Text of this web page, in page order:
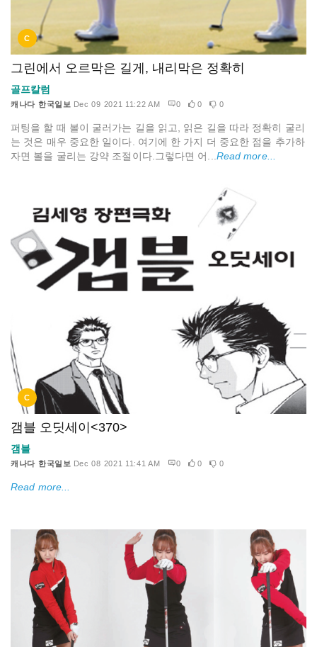
C
그린에서 오르막은 길게, 내리막은 정확히
골프칼럼
캐나다 한국일보 Dec 09 2021 11:22 AM 0 0 0
퍼팅을 할 때 볼이 굴러가는 길을 읽고, 읽은 길을 따라 정확히 굴리
는 것은 매우 중요한 일이다. 여기에 한 가지 더 중요한 점을 추가하
자면 볼을 굴리는 강약 조절이다.그렇다면 어...Read more...
C
갬블 오딧세이<370>
갬블
캐나다 한국일보 Dec 08 2021 11:41 AM 0 0 0
Read more...